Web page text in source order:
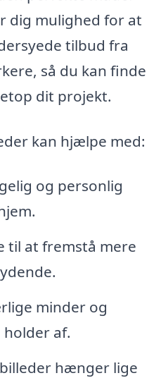
dig mulighed for at
tilbud fra
så du kan finde
dit projekt.
kan hjælpe med:
og personlig
til at fremstå mere
minder og
af.
hænger lige